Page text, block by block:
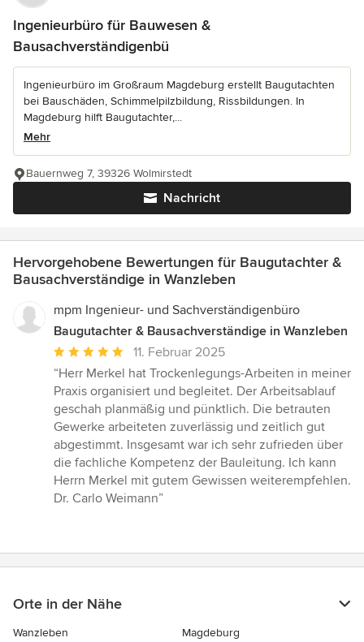
Ingenieurbüro für Bauwesen &
Bausachverständigenbü
Ingenieurbüro im Großraum Magdeburg erstellt Baugutachten
bei Bauschäden, Schimmelpilzbildung, Rissbildungen. In
Magdeburg hilft Baugutachter,...
Mehr
Nachricht
Bauernweg 7, 39326 Wolmirstedt
Hervorgehobene Bewertungen für Baugutachter &
Bausachverständige in Wanzleben
mpm Ingenieur- und Sachverständigenbüro
Baugutachter & Bausachverständige in Wanzleben
Durchschnittliche
Bewertung:
5
von
5
Sternen
11. Februar 2025
“Herr Merkel hat Trockenlegungs-Arbeiten in meiner
Praxis organisiert und begleitet. Der Arbeitsablauf
geschah planmäßig und pünktlich. Die betrauten
Gewerke arbeiteten zuverlässig und zeitlich gut
abgestimmt. Insgesamt war ich sehr zufrieden über
die fachliche Kompetenz der Bauleitung. Ich kann
Herrn Merkel mit gutem Gewissen weiterempfehlen.
Dr. Carlo Weimann”
Orte in der Nähe
Wanzleben
Magdeburg